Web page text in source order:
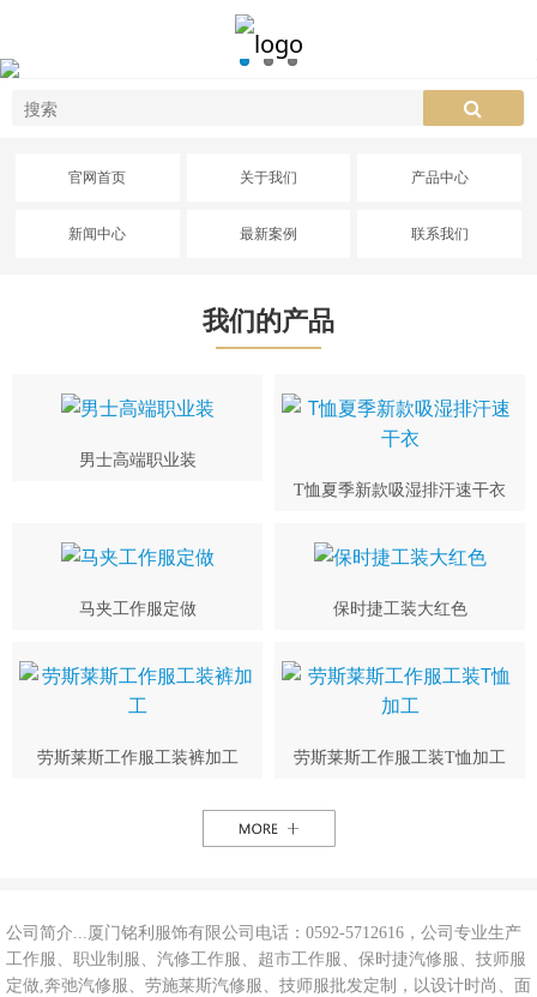
官网首页 关于我们 产品中心
新闻中心 最新案例 联系我们
我们的产品
男士高端职业装
T恤夏季新款吸湿排汗速干衣
马夹工作服定做 保时捷工装大红色
劳斯莱斯工作服工装裤加工 劳斯莱斯工作服工装T恤加工
公司简介...厦门铭利服饰有限公司电话：0592-5712616，公司专业生产
工作服、职业制服、汽修工作服、超市工作服、保时捷汽修服、技师服
定做,奔弛汽修服、劳施莱斯汽修服、技师服批发定制，以设计时尚、面